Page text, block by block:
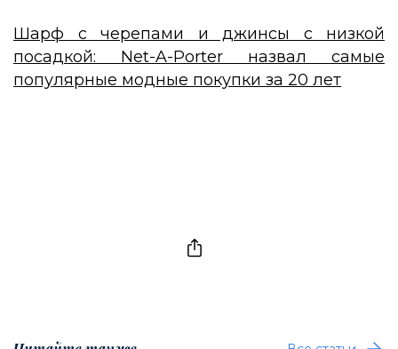
Шарф с черепами и джинсы с низкой
посадкой: Net-A-Porter назвал самые
популярные модные покупки за 20 лет